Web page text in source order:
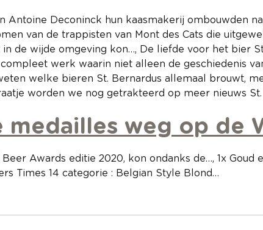
Antoine Deconinck hun kaasmakerij ombouwden
van de trappisten van Mont des Cats die
de wijde omgeving kon…, De liefde voor het bier
werk waarin niet alleen de geschiedenis
welke bieren St. Bernardus allemaal brouwt,
worden we nog getrakteerd op meer nieuws
medailles weg op de
Awards editie 2020, kon ondanks de…, 1x Goud
Times 14 categorie : Belgian Style Blond…